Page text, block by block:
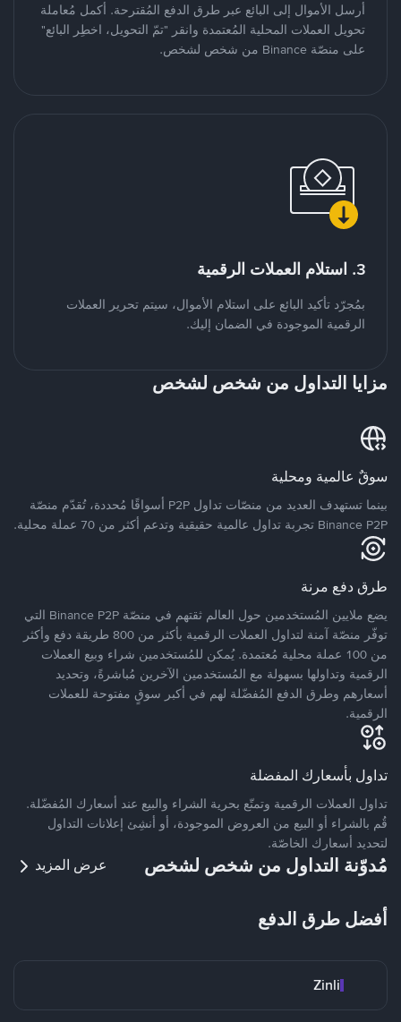
أرسل الأموال إلى البائع عبر طرق الدفع المُقترحة. أكمل مُعاملة
تحويل العملات المحلية المُعتمدة وانقر "تمّ التحويل، اخطِر البائع"
على منصّة Binance من شخص لشخص.
3. استلام العملات الرقمية
بمُجرّد تأكيد البائع على استلام الأموال، سيتم تحرير العملات
الرقمية الموجودة في الضمان إليك.
مزايا التداول من شخص لشخص
سوقٌ عالمية ومحلية
بينما تستهدف العديد من منصّات تداول P2P أسواقًا مُحددة، تُقدّم منصّة
Binance P2P تجربة تداول عالمية حقيقية وتدعم أكثر من 70 عملة محلية.
طرق دفع مرنة
يضع ملايين المُستخدمين حول العالم ثقتهم في منصّة Binance P2P التي
توفّر منصّة آمنة لتداول العملات الرقمية بأكثر من 800 طريقة دفع وأكثر
من 100 عملة محلية مُعتمدة. يُمكن للمُستخدمين شراء وبيع العملات
الرقمية وتداولها بسهولة مع المُستخدمين الآخرين مُباشرةً، وتحديد
أسعارهم وطرق الدفع المُفضّلة لهم في أكبر سوقٍ مفتوحة للعملات
الرقمية.
تداول بأسعارك المفضلة
تداول العملات الرقمية وتمتّع بحرية الشراء والبيع عند أسعارك المُفضّلة.
قُم بالشراء أو البيع من العروض الموجودة، أو أنشِئ إعلانات التداول
لتحديد أسعارك الخاصّة.
مُدوّنة التداول من شخص لشخص عرض المزيد
أفضل طرق الدفع
Zinli